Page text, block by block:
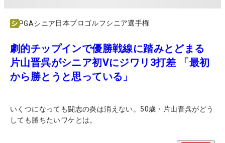
PGAシニア日本プロゴルフシニア選手権
劇的チップインで優勝戦線に踏みとどまる
片山晋呉がシニア初Vにジワリ3打差 「最初
から勝とうと思っている」
いくつになっても闘志の炎は消えない。50歳・片山晋呉がどう
しても勝ちたいワケとは。